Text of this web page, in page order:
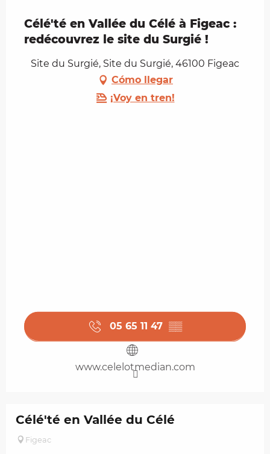
Célé'té en Vallée du Célé à Figeac :
redécouvrez le site du Surgié !
Site du Surgié, Site du Surgié, 46100 Figeac
Cómo llegar
¡Voy en tren!
05 65 11 47 ▒▒
www.celelotmedian.com
Célé'té en Vallée du Célé
Figeac